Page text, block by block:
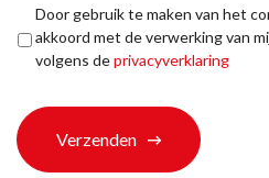
ons
terechtgekomen?
Privacyverklaring *
Door gebruik te maken van het
akkoord met de verwerking van
volgens deprivacyverklaring
Verzenden